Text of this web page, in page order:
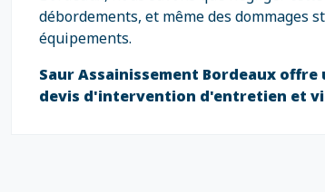
débordements, et même des
équipements.
Saur Assainissement Bordeaux
devis d'intervention d'entretien et